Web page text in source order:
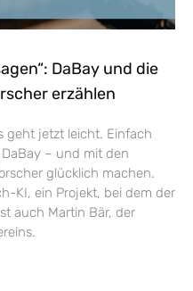
DaBay und die
erzählen
geht jetzt leicht. Einfach
– und mit den
glücklich machen.
KI, ein Projekt, bei dem der
auch Martin Bär, der